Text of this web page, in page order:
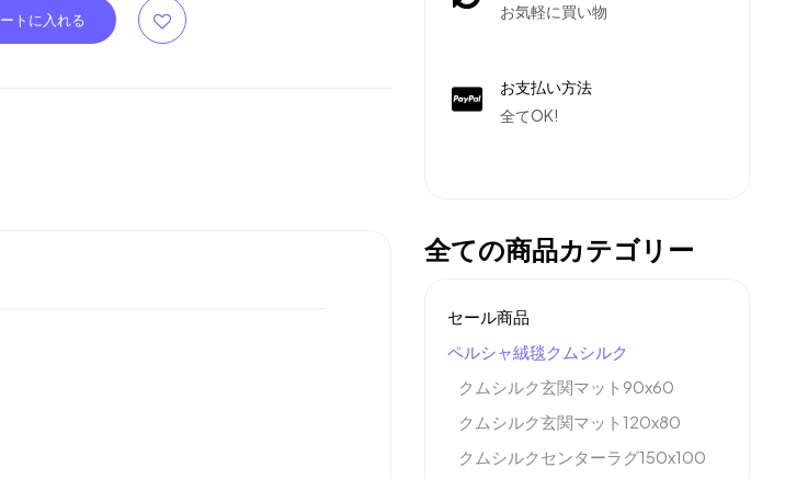
お気軽に買い物
お支払い方法
全てOK!
全ての商品カテゴリー
セール商品
ペルシャ絨毯クムシルク
クムシルク玄関マット90x60
クムシルク玄関マット120x80
クムシルクセンターラグ150x100